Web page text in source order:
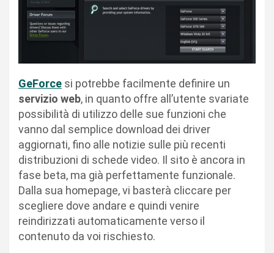
GeForce si potrebbe facilmente definire un
servizio web, in quanto offre all’utente svariate
possibilità di utilizzo delle sue funzioni che
vanno dal semplice download dei driver
aggiornati, fino alle notizie sulle più recenti
distribuzioni di schede video. Il sito è ancora in
fase beta, ma già perfettamente funzionale.
Dalla sua homepage, vi basterà cliccare per
scegliere dove andare e quindi venire
reindirizzati automaticamente verso il
contenuto da voi rischiesto.